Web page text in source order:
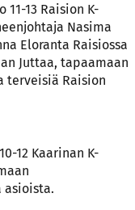
13 Raision K-
Nasima
Eloranta Raisiossa
Juttaa, tapaamaan
terveisiä Raision
12 Kaarinan K-